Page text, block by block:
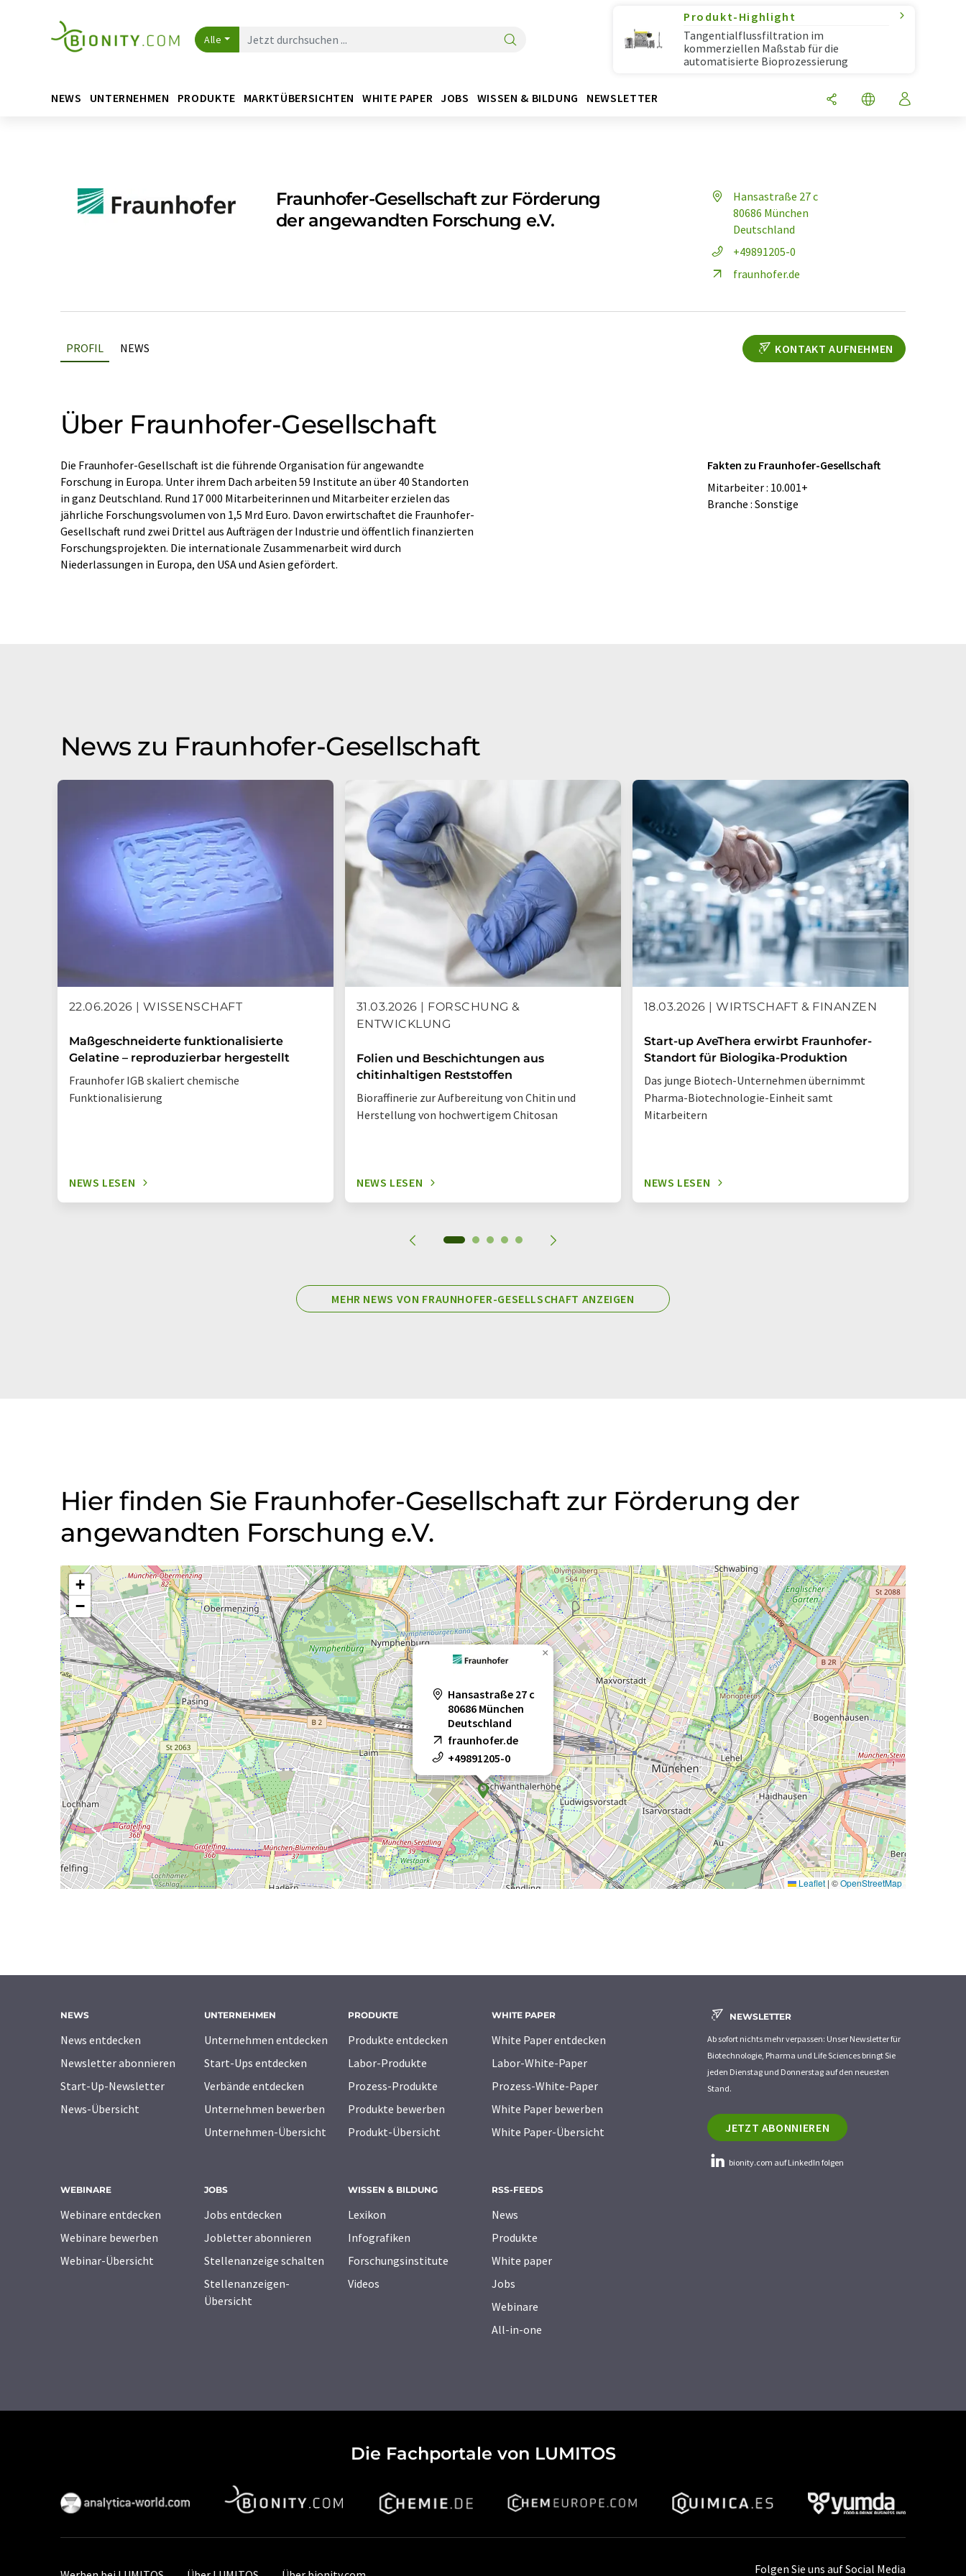
Alle
Produkt-Highlight
Tangentialflussfiltration im
kommerziellen Maßstab für die
automatisierte Bioprozessierung
NEWS UNTERNEHMEN PRODUKTE MARKTÜBERSICHTEN WHITE PAPER JOBS WISSEN & BILDUNG NEWSLETTER
Fraunhofer-Gesellschaft zur Förderung
der angewandten Forschung e.V.
Hansastraße 27 c
80686 München
Deutschland
+49891205-0
fraunhofer.de
PROFIL NEWS KONTAKT AUFNEHMEN
Über Fraunhofer-Gesellschaft
Die Fraunhofer-Gesellschaft ist die führende Organisation für angewandte
Forschung in Europa. Unter ihrem Dach arbeiten 59 Institute an über 40 Standorten
in ganz Deutschland. Rund 17 000 Mitarbeiterinnen und Mitarbeiter erzielen das
jährliche Forschungsvolumen von 1,5 Mrd Euro. Davon erwirtschaftet die Fraunhofer-
Gesellschaft rund zwei Drittel aus Aufträgen der Industrie und öffentlich finanzierten
Forschungsprojekten. Die internationale Zusammenarbeit wird durch
Niederlassungen in Europa, den USA und Asien gefördert.
Fakten zu Fraunhofer-Gesellschaft
Mitarbeiter : 10.001+
Branche : Sonstige
News zu Fraunhofer-Gesellschaft
22.06.2026 | WISSENSCHAFT
Maßgeschneiderte funktionalisierte
Gelatine – reproduzierbar hergestellt
Fraunhofer IGB skaliert chemische
Funktionalisierung
NEWS LESEN
31.03.2026 | FORSCHUNG &
ENTWICKLUNG
Folien und Beschichtungen aus
chitinhaltigen Reststoffen
Bioraffinerie zur Aufbereitung von Chitin und
Herstellung von hochwertigem Chitosan
NEWS LESEN
18.03.2026 | WIRTSCHAFT & FINANZEN
Start-up AveThera erwirbt Fraunhofer-
Standort für Biologika-Produktion
Das junge Biotech-Unternehmen übernimmt
Pharma-Biotechnologie-Einheit samt
Mitarbeitern
NEWS LESEN
MEHR NEWS VON FRAUNHOFER-GESELLSCHAFT ANZEIGEN
Hier finden Sie Fraunhofer-Gesellschaft zur Förderung der
angewandten Forschung e.V.
Hansastraße 27 c
80686 München
Deutschland
fraunhofer.de
+49891205-0
×
+
−
Leaflet |©OpenStreetMap
NEWS
News entdecken
Newsletter abonnieren
Start-Up-Newsletter
News-Übersicht
UNTERNEHMEN
Unternehmen entdecken
Start-Ups entdecken
Verbände entdecken
Unternehmen bewerben
Unternehmen-Übersicht
PRODUKTE
Produkte entdecken
Labor-Produkte
Prozess-Produkte
Produkte bewerben
Produkt-Übersicht
WHITE PAPER
White Paper entdecken
Labor-White-Paper
Prozess-White-Paper
White Paper bewerben
White Paper-Übersicht
WEBINARE
Webinare entdecken
Webinare bewerben
Webinar-Übersicht
JOBS
Jobs entdecken
Jobletter abonnieren
Stellenanzeige schalten
Stellenanzeigen-
Übersicht
WISSEN & BILDUNG
Lexikon
Infografiken
Forschungsinstitute
Videos
RSS-FEEDS
News
Produkte
White paper
Jobs
Webinare
All-in-one
NEWSLETTER
Ab sofort nichts mehr verpassen: Unser Newsletter für
Biotechnologie, Pharma und Life Sciences bringt Sie
jeden Dienstag und Donnerstag auf den neuesten
Stand.
JETZT ABONNIEREN
bionity.com auf LinkedIn folgen
Die Fachportale von LUMITOS
Folgen Sie uns auf Social Media